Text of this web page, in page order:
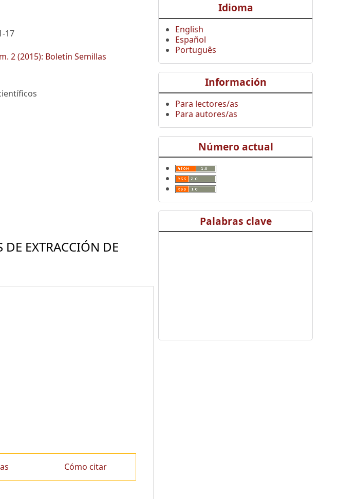
17
2 (2015): Boletín Semillas
EXTRACCIÓN DE
Cómo citar
Idioma
English
Español
Português
Información
Para lectores/as
Para autores/as
Número actual
Palabras clave